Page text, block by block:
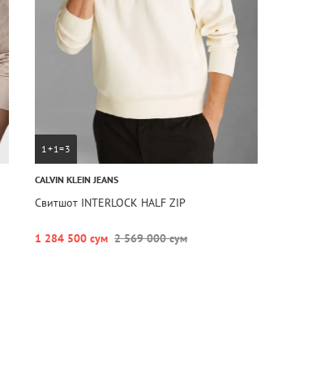
1+1=3
CALVIN KLEIN JEANS
Свитшот INTERLOCK HALF ZIP
1 284 500 сум 2 569 000 сум